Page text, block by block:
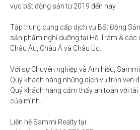
vực bất động sản từ 2019 đến nay.
Tập trung cung cấp dịch vụ Bất Động Sản
sản phẩm nghỉ dưỡng tại Hồ Tràm & các
Châu Âu, Châu Á và Châu Úc.
Với sự Chuyên nghiệp và Am hiểu,
Quý khách hàng những dịch vụ trọn vẹn
Quý khách hàng cảm thấy an toàn với
của mình.
Liên hệ Sammi Realty tại: